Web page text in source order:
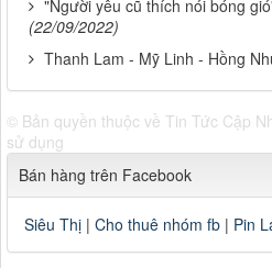
"Người yêu cũ thích nói bóng
(22/09/2022)
Thanh Lam - Mỹ Linh - Hồng
© Bản quyền thuộc về Tin Tức Cập
sử dụng
Bán hàng trên Facebook
Siêu Thị | Cho thuê nhóm fb | Pin